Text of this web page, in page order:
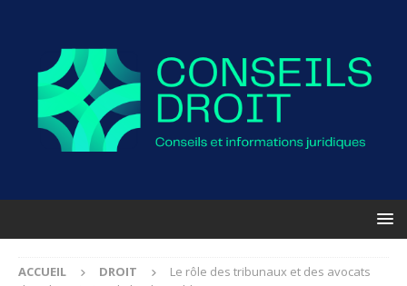
ACCUEIL DROIT
Le rôle des tribunaux et des avocats